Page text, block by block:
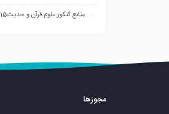
منابع کنکور علوم قرآن و حدیث15
مجوزها